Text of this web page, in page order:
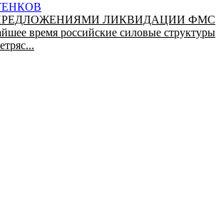
ЛИКВИДАЦИИ ФМС
время российские силовые структуры